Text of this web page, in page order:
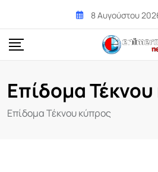
content
8 Αυγούστου
Επίδομα
Επίδομα Τέκνου κύπρος